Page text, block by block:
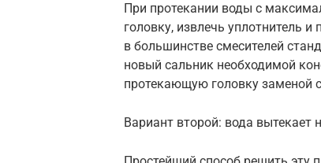
При протекании воды с
головку, извлечь уплотнитель
в большинстве смесителей
новый сальник необходимой
протекающую головку заменой
Вариант второй: вода вытекает